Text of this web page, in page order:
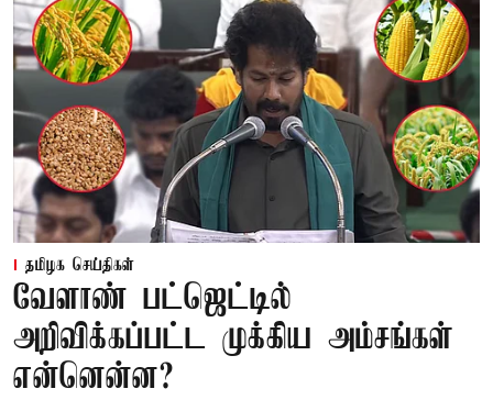
தமிழக செய்திகள்
வேளாண் பட்ஜெட்டில்
அறிவிக்கப்பட்ட முக்கிய அம்சங்கள்
என்னென்ன?